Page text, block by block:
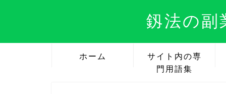
釼法の副
ホーム
サイト内の専
門用語集